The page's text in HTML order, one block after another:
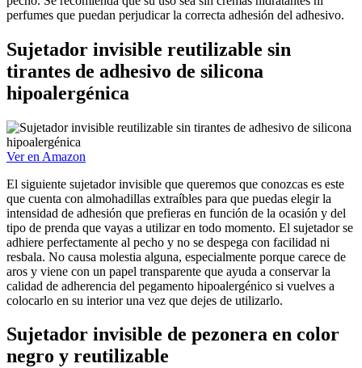
perfumes que puedan perjudicar la correcta adhesión del adhesivo.
Sujetador invisible reutilizable sin
tirantes de adhesivo de silicona
hipoalergénica
Ver en Amazon
El siguiente sujetador invisible que queremos que conozcas es este
que cuenta con almohadillas extraíbles para que puedas elegir la
intensidad de adhesión que prefieras en función de la ocasión y del
tipo de prenda que vayas a utilizar en todo momento. El sujetador se
adhiere perfectamente al pecho y no se despega con facilidad ni
resbala. No causa molestia alguna, especialmente porque carece de
aros y viene con un papel transparente que ayuda a conservar la
calidad de adherencia del pegamento hipoalergénico si vuelves a
colocarlo en su interior una vez que dejes de utilizarlo.
Sujetador invisible de pezonera en color
negro y reutilizable